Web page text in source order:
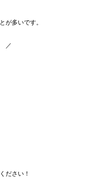
が多いです。
／
ださい！